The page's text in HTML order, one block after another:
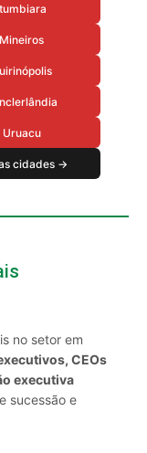
Mineiros
Uruacu
cidades →
no setor em
CEOs
executiva
sucessão e